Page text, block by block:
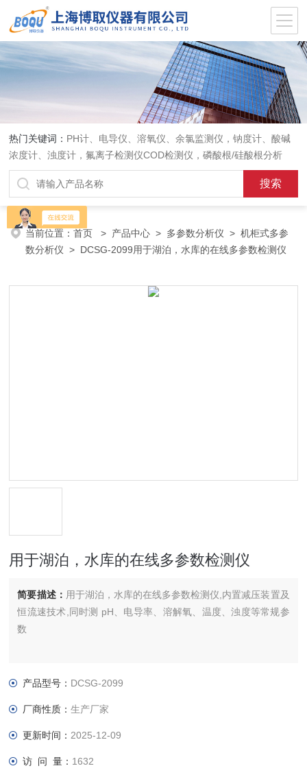
热门关键词： PH计、电导仪、溶氧仪、余氯监测仪，钠度计、酸碱
浓度计、浊度计，氟离子检测仪COD检测仪，磷酸根/硅酸根分析
仪，PH电极、溶氧电极、电导电极
当前位置：首页 > 产品中心 > 多参数分析仪 >机柜式多参
数分析仪 > DCSG-2099用于湖泊，水库的在线多参数检测仪
用于湖泊，水库的在线多参数检测仪
简要描述： 用于湖泊，水库的在线多参数检测仪,内置减压装置及
恒流速技术,同时测 pH、电导率、溶解氧、温度、浊度等常规参
数
产品型号： DCSG-2099
厂商性质：生产厂家
更新时间： 2025-12-09
访 问 量： 1632